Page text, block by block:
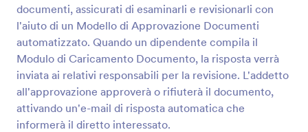
documenti, assicurati di esaminarli e revisionarli con
l'aiuto di un Modello di Approvazione Documenti
automatizzato. Quando un dipendente compila il
Modulo di Caricamento Documento, la risposta verrà
inviata ai relativi responsabili per la revisione. L'addetto
all'approvazione approverà o rifiuterà il documento,
attivando un'e-mail di risposta automatica che
informerà il diretto interessato.